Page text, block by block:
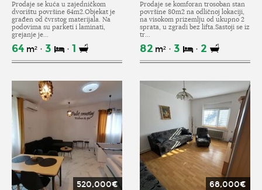
Prodaje se kuća u zajedničkom
dvorištu površine 64m2.Objekat je
građen od čvrstog materijala. Na
podovima su parketi i laminati,
grejanje je...
64 m² 3 1
Prodaje se komforan trosoban stan
površine 80m2 na odličnoj lokaciji,
na visokom prizemlju od ukupno 2
sprata, u zgradi bez lifta.Sastoji se iz
tr...
82 m² 3 2
520,000€
68,000€